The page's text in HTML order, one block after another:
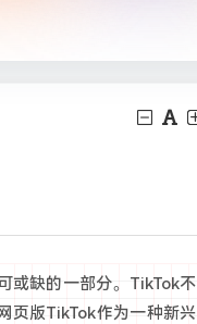
或缺的一部分。TikTok不
页版TikTok作为一种新兴